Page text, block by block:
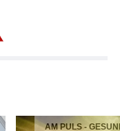
AM PULS -